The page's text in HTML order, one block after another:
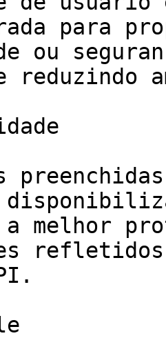
para
ou
reduzindo
a melhor